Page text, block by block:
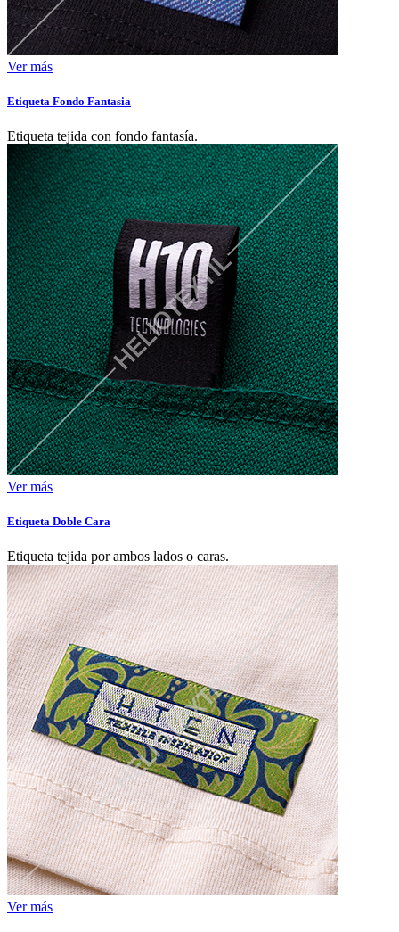
Ver más
Etiqueta Fondo Fantasia
Etiqueta tejida con fondo fantasía.
Ver más
Etiqueta Doble Cara
Etiqueta tejida por ambos lados o caras.
Ver más